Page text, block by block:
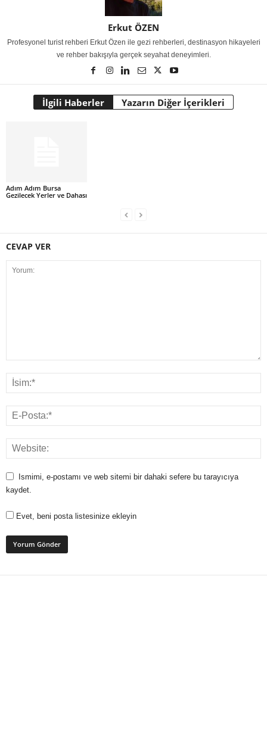
Erkut ÖZEN
Profesyonel turist rehberi Erkut Özen ile gezi rehberleri, destinasyon hikayeleri
ve rehber bakışıyla gerçek seyahat deneyimleri.
İlgili Haberler Yazarın Diğer İçerikleri
Adım Adım Bursa
Gezilecek Yerler ve Dahası
CEVAP VER
Ismimi, e-postamı ve web sitemi bir dahaki sefere bu tarayıcıya
kaydet.
Evet, beni posta listesinize ekleyin